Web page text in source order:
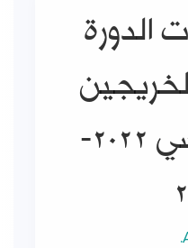
الدورة
للعام الدراسي 2022-